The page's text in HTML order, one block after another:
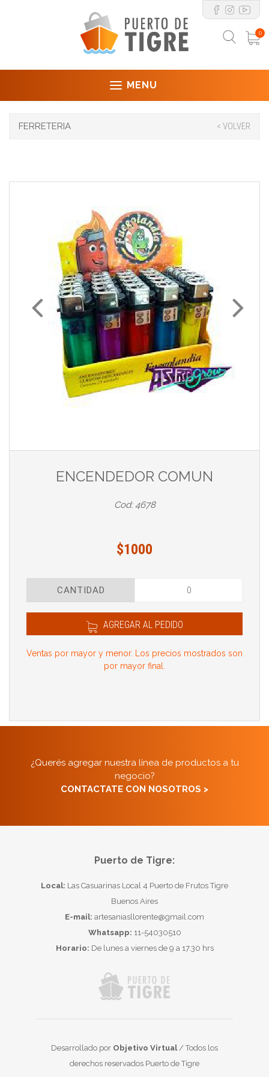
0
MENU
FERRETERIA < VOLVER
ENCENDEDOR COMUN
Cod: 4678
$1000
CANTIDAD
AGREGAR AL PEDIDO
Ventas por mayor y menor. Los precios mostrados son
por mayor final.
¿Querés agregar nuestra línea de productos a tu
negocio?
CONTACTATE CON NOSOTROS >
Puerto de Tigre:
Local: Las Casuarinas Local 4 Puerto de Frutos Tigre
Buenos Aires
E-mail: artesaniasllorente@gmail.com
Whatsapp: 11-54030510
Horario: De lunes a viernes de 9 a 17.30 hrs
Desarrollado por Objetivo Virtual/ Todos los
derechos reservados Puerto de Tigre